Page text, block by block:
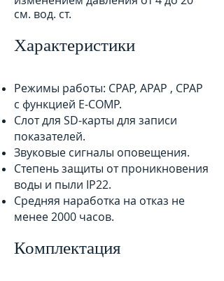
см. вод. ст.
Характеристики
Режимы работы: CPAP, APAP , CPAP
с функцией E-COMP.
Слот для SD-карты для записи
показателей.
Звуковые сигналы оповещения.
Степень защиты от проникновения
воды и пыли IP22.
Средняя наработка на отказ не
менее 2000 часов.
Комплектация